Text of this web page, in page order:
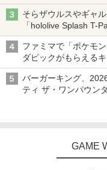
そらザウルスやギャ
「hololive Splash T-
ライン販売開始
ファミマで「ポケモ
ダピックがもらえる
バーガーキング、
ティ ザ・ワンパウン
GAME